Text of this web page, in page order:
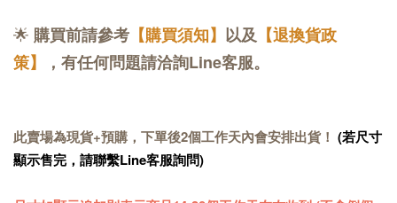
🌟 購買前請參考 【購買須知】 以及 【退換貨政
策】
，有任何問題請洽詢Line客服。
此賣場為現貨+預購，下單後2個工作天內會安排出貨！ (若尺寸
顯示售完，請聯繫Line客服詢問)